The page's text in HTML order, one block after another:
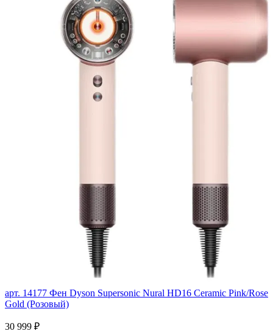
арт. 14177 Фен Dyson Supersonic Nural HD16 Ceramic Pink/Rose
Gold (Розовый)
30 999 ₽